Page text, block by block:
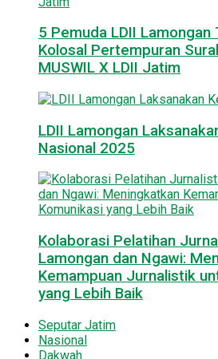
5 Pemuda LDII Lamongan
Kolosal Pertempuran
MUSWIL X LDII Jatim
LDII Lamongan
Nasional 2025
Kolaborasi Pelatihan
Lamongan dan Ngawi:
Kemampuan Jurnalistik
yang Lebih Baik
Seputar Jatim
Nasional
Dakwah